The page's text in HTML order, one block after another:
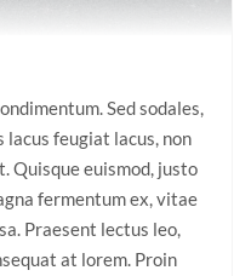
Sed sodales,
feugiat lacus, non
Quisque euismod, justo
fermentum ex, vitae
Praesent lectus leo,
at lorem. Proin